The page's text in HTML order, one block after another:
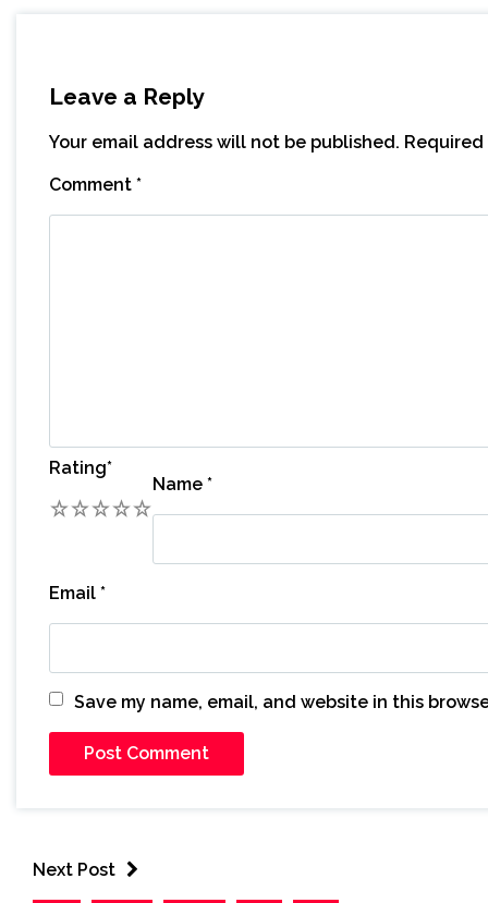
Leave a Reply
Your email address will not be published.
Comment *
Rating*
5
4
3
2
Name *
Email *
Save my name, email, and website in this
Next Post